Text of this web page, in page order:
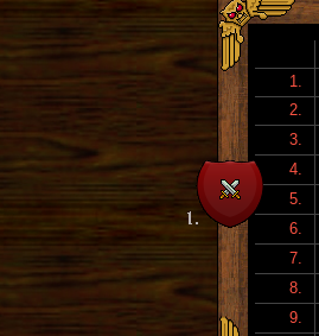
1.
2.
3.
4.
5.
6.
7.
8.
9.